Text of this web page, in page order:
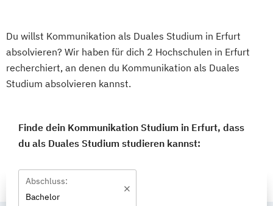
Du willst Kommunikation als Duales Studium in Erfurt
absolvieren? Wir haben für dich 2 Hochschulen in Erfurt
recherchiert, an denen du Kommunikation als Duales
Studium absolvieren kannst.
Finde dein Kommunikation Studium in Erfurt, dass
du als Duales Studium studieren kannst:
Abschluss:
Bachelor